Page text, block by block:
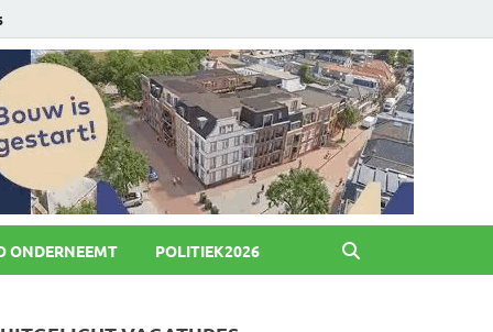
ONDERNEEMT POLITIEK2026